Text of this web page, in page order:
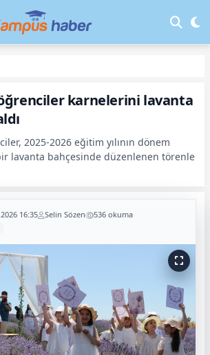
karnelerini lavanta
2025-2026 eğitim yılının dönem
lavanta bahçesinde düzenlenen törenle
16:35 Selin Sözen 536 okuma